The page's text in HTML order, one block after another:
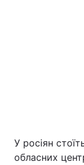
Головна
У росіян
обласних